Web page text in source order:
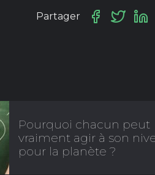
Partager
Pourquoi chacun peut
vraiment agir à son
pour la planète ?